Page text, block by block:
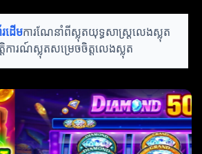
ដើមការណែនាំពីស្លុតយុទ្ធសាស្ត្រលេងស្លុត
តិការណ៍ស្លុតសម្រេចចិត្តលេងស្លុត